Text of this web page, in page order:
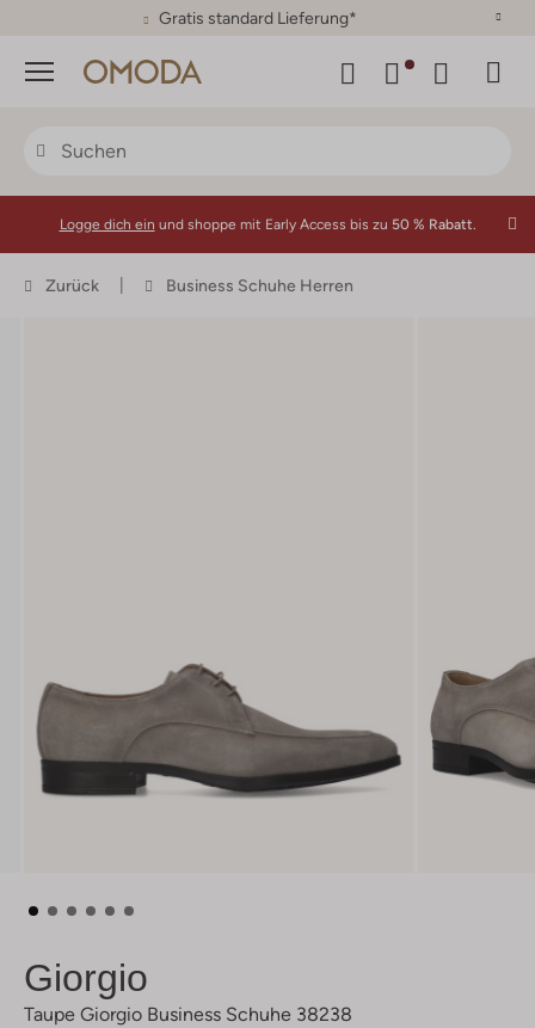
30 Tage Rückgaberecht
Menü
Logge dich ein und shoppe mit Early Access bis zu 50 % Rabatt.
Zurück Business Schuhe Herren
Giorgio
Taupe Giorgio Business Schuhe 38238